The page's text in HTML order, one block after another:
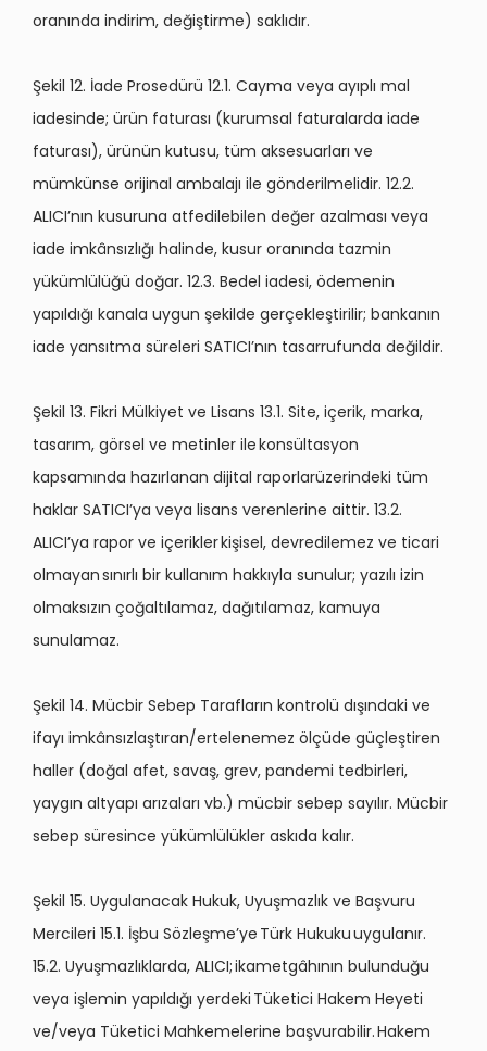
oranında indirim, değiştirme) saklıdır.
Şekil 12. İade Prosedürü 12.1. Cayma veya ayıplı mal
iadesinde; ürün faturası (kurumsal faturalarda iade
faturası), ürünün kutusu, tüm aksesuarları ve
mümkünse orijinal ambalajı ile gönderilmelidir. 12.2.
ALICI’nın kusuruna atfedilebilen değer azalması veya
iade imkânsızlığı halinde, kusur oranında tazmin
yükümlülüğü doğar. 12.3. Bedel iadesi, ödemenin
yapıldığı kanala uygun şekilde gerçekleştirilir; bankanın
iade yansıtma süreleri SATICI’nın tasarrufunda değildir.
Şekil 13. Fikri Mülkiyet ve Lisans 13.1. Site, içerik, marka,
tasarım, görsel ve metinler ile konsültasyon
kapsamında hazırlanan dijital raporlarüzerindeki tüm
haklar SATICI’ya veya lisans verenlerine aittir. 13.2.
ALICI’ya rapor ve içerikler kişisel, devredilemez ve ticari
olmayan sınırlı bir kullanım hakkıyla sunulur; yazılı izin
olmaksızın çoğaltılamaz, dağıtılamaz, kamuya
sunulamaz.
Şekil 14. Mücbir Sebep Tarafların kontrolü dışındaki ve
ifayı imkânsızlaştıran/ertelenemez ölçüde güçleştiren
haller (doğal afet, savaş, grev, pandemi tedbirleri,
yaygın altyapı arızaları vb.) mücbir sebep sayılır. Mücbir
sebep süresince yükümlülükler askıda kalır.
Şekil 15. Uygulanacak Hukuk, Uyuşmazlık ve Başvuru
Mercileri 15.1. İşbu Sözleşme’ye Türk Hukuku uygulanır.
15.2. Uyuşmazlıklarda, ALICI; ikametgâhının bulunduğu
veya işlemin yapıldığı yerdeki Tüketici Hakem Heyeti
ve/veya Tüketici Mahkemelerine başvurabilir. Hakem